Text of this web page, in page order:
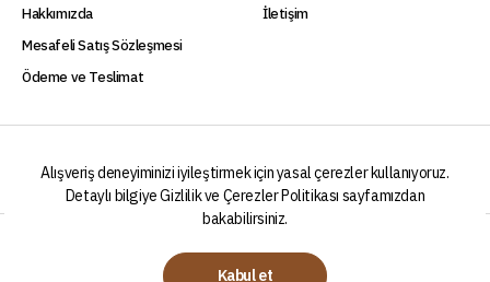
Alışveriş deneyiminizi iyileştirmek için yasal çerezler kullanıyoruz.
Detaylı bilgiyeGizlilik ve Çerezler Politikası sayfamızdan
bakabilirsiniz.
Kabul et
Hakkımızda
Mesafeli Satış Sözleşmesi
Ödeme ve Teslimat
İletişim
2024 © Begon Kahve Bir Akkem Gıda Markasıdır.